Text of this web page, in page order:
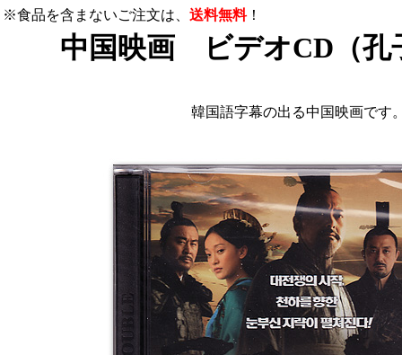
※食品を含まないご注文は、 送料無料！
中国映画 ビデオCD（孔
韓国語字幕の出る中国映画です